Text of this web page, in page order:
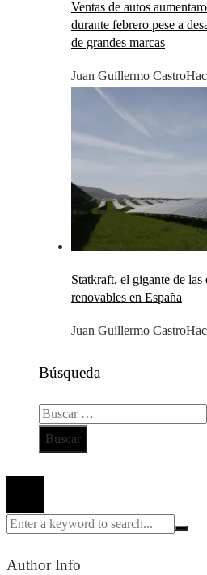
Ventas de autos
durante febrero pese a
de grandes marcas
Juan Guillermo Castro
Statkraft, el gigante de las
renovables en España
Juan Guillermo Castro
Búsqueda
Buscar:
Author Info